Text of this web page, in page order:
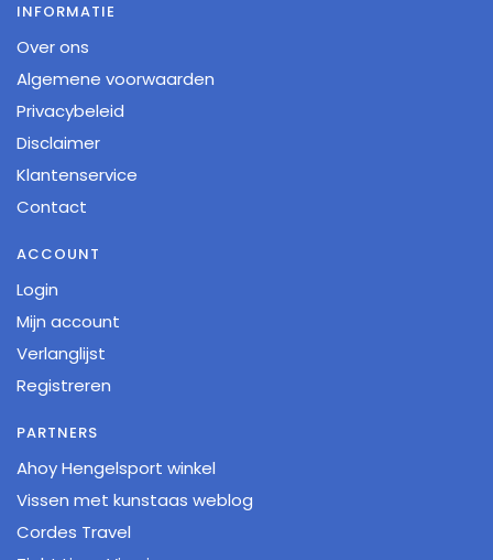
INFORMATIE
Over ons
Algemene voorwaarden
Privacybeleid
Disclaimer
Klantenservice
Contact
ACCOUNT
Login
Mijn account
Verlanglijst
Registreren
PARTNERS
Ahoy Hengelsport winkel
Vissen met kunstaas weblog
Cordes Travel